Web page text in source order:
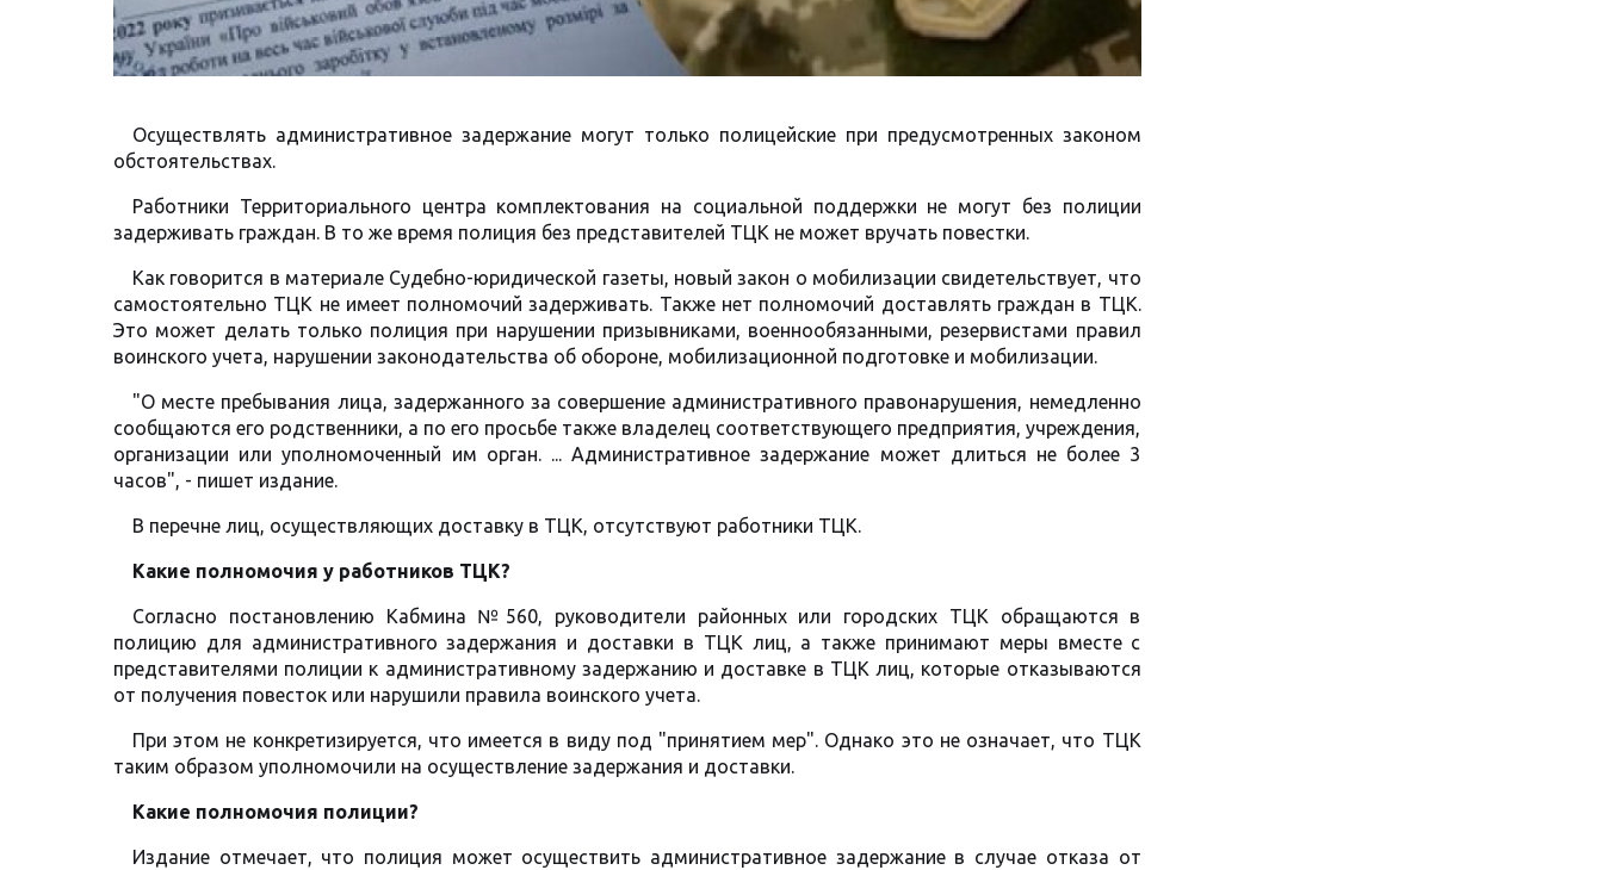
Осуществлять административное задержание могут только полицейские при предусмотренных законом
обстоятельствах.
Работники Территориального центра комплектования на социальной поддержки не могут без полиции
задерживать граждан. В то же время полиция без представителей ТЦК не может вручать повестки.
Как говорится в материале Судебно-юридической газеты, новый закон о мобилизации свидетельствует, что
самостоятельно ТЦК не имеет полномочий задерживать. Также нет полномочий доставлять граждан в ТЦК.
Это может делать только полиция при нарушении призывниками, военнообязанными, резервистами правил
воинского учета, нарушении законодательства об обороне, мобилизационной подготовке и мобилизации.
"О месте пребывания лица, задержанного за совершение административного правонарушения, немедленно
сообщаются его родственники, а по его просьбе также владелец соответствующего предприятия, учреждения,
организации или уполномоченный им орган. ... Административное задержание может длиться не более 3
часов", - пишет издание.
В перечне лиц, осуществляющих доставку в ТЦК, отсутствуют работники ТЦК.
Какие полномочия у работников ТЦК?
Согласно постановлению Кабмина №560, руководители районных или городских ТЦК обращаются в
полицию для административного задержания и доставки в ТЦК лиц, а также принимают меры вместе с
представителями полиции к административному задержанию и доставке в ТЦК лиц, которые отказываются
от получения повесток или нарушили правила воинского учета.
При этом не конкретизируется, что имеется в виду под "принятием мер". Однако это не означает, что ТЦК
таким образом уполномочили на осуществление задержания и доставки.
Какие полномочия полиции?
Издание отмечает, что полиция может осуществить административное задержание в случае отказа от